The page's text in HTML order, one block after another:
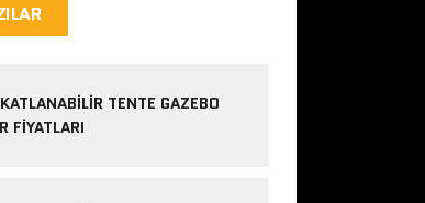
TENTE GAZEBO
FIYATLARI